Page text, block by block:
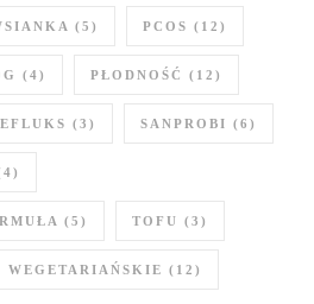
(5) PCOS (12)
(4) PŁODNOŚĆ (12)
(3) SANPROBI (6)
(5) TOFU (3)
WEGETARIAŃSKIE (12)